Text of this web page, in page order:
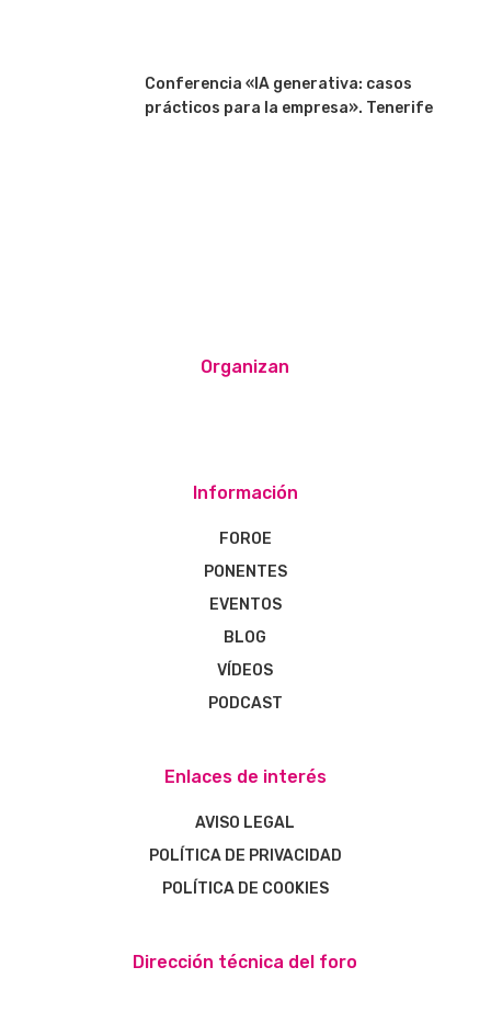
Conferencia «IA generativa: casos
prácticos para la empresa». Tenerife
Organizan
Información
FOROE
PONENTES
EVENTOS
BLOG
VÍDEOS
PODCAST
Enlaces de interés
AVISO LEGAL
POLÍTICA DE PRIVACIDAD
POLÍTICA DE COOKIES
Dirección técnica del foro